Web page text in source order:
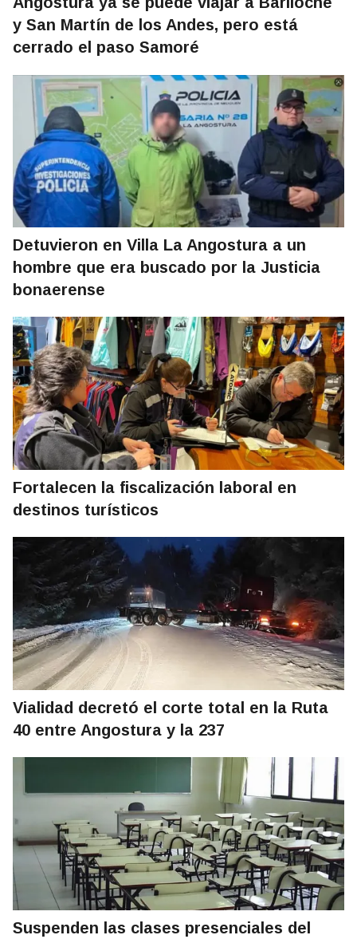
y San Martín de los Andes, pero está
cerrado el paso Samoré
Detuvieron en Villa La Angostura a un
hombre que era buscado por la Justicia
bonaerense
Fortalecen la fiscalización laboral en
destinos turísticos
Vialidad decretó el corte total en la Ruta
40 entre Angostura y la 237
Suspenden las clases presenciales del